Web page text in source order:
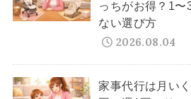
っちがお得？1〜
ない選び方
2026.08.04
家事代行は月い